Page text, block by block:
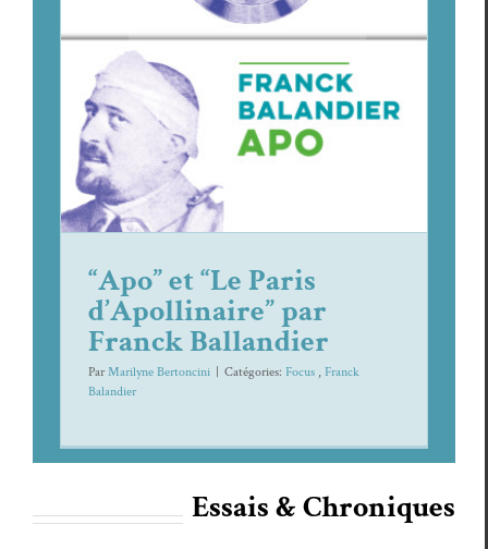
par Franck Ballandier
Focus Franck Balandi­er
“Apo” et “Le Paris
d’Apollinaire” par
Franck Ballandier
ParMarilyne Bertoncini Caté­gories: Focus , Franck
Balandi­er
Essais & Chroniques